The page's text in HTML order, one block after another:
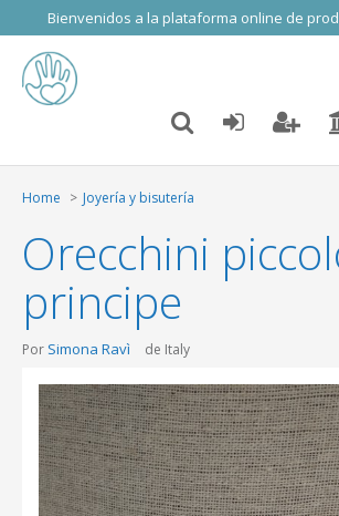
Bienvenidos a la plataforma online de
Home Joyería y bisutería
Orecchini
principe
Por Simona Ravì de Italy